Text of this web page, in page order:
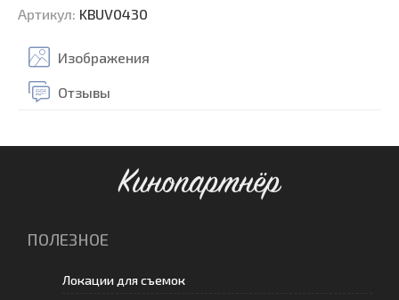
Артикул: KBUV0430
Изображения
Отзывы
Кинопартнёр
ПОЛЕЗНОЕ
Локации для съемок